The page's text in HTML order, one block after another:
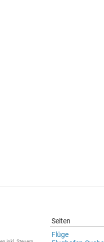
Seiten
Flüge